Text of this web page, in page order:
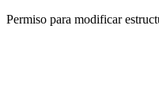
Permiso para modificar